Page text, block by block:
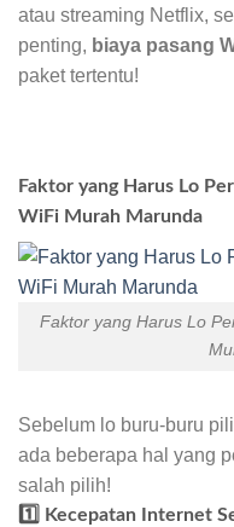
atau streaming Netflix,
penting, biaya pasang
paket tertentu!
Faktor yang Harus Lo
WiFi Murah Marunda
Faktor yang Harus Lo
Sebelum lo buru-buru
ada beberapa hal yang
salah pilih!
1️⃣ Kecepatan Internet